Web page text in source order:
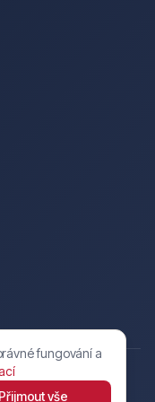
práva vyhrazena.
údajůCookies
fungování a
Přijmout vše